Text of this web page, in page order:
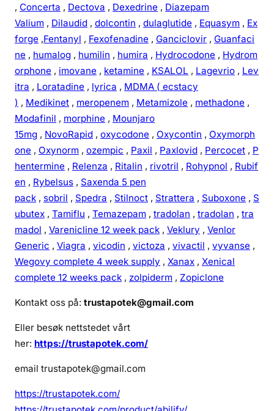
, Concerta , Dectova , Dexedrine , Diazepam
Valium , Dilaudid , dolcontin , dulaglutide , Equasym , Ex
forge ,Fentanyl , Fexofenadine , Ganciclovir , Guanfaci
ne , humalog , humilin , humira , Hydrocodone , Hydrom
orphone , imovane , ketamine , KSALOL , Lagevrio , Lev
itra , Loratadine , lyrica , MDMA ( ecstacy
) , Medikinet , meropenem , Metamizole , methadone ,
Modafinil , morphine , Mounjaro
15mg , NovoRapid , oxycodone , Oxycontin , Oxymorph
one , Oxynorm , ozempic , Paxil , Paxlovid , Percocet , P
hentermine , Relenza , Ritalin , rivotril , Rohypnol , Rubif
en , Rybelsus , Saxenda 5 pen
pack , sobril , Spedra , Stilnoct , Strattera , Suboxone , S
ubutex , Tamiflu , Temazepam , tradolan , tradolan , tra
madol , Varenicline 12 week pack , Veklury , Venlor
Generic , Viagra , vicodin , victoza , vivactil , vyvanse ,
Wegovy complete 4 week supply , Xanax , Xenical
complete 12 weeks pack , zolpiderm , Zopiclone
Kontakt oss på: trustapotek@gmail.com
Eller besøk nettstedet vårt
her: https://trustapotek.com/
email trustapotek@gmail.com
https://trustapotek.com/